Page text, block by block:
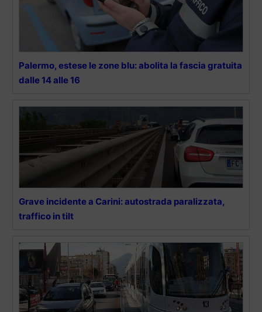
Palermo, estese le zone blu: abolita la fascia gratuita
dalle 14 alle 16
Grave incidente a Carini: autostrada paralizzata,
traffico in tilt